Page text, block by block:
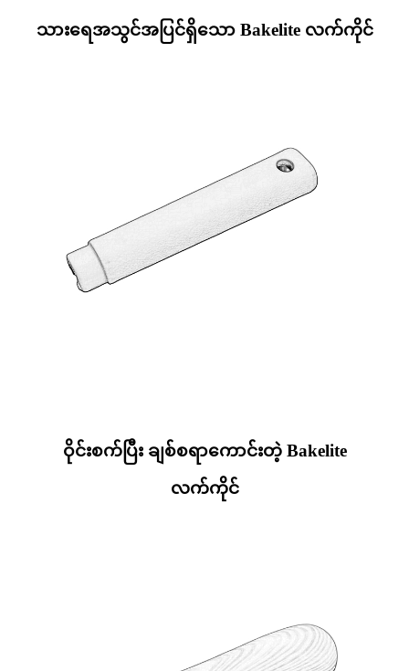
သားရေအသွင်အပြင်ရှိသော Bakelite လက်ကိုင်
ဝိုင်းစက်ပြီး ချစ်စရာကောင်းတဲ့ Bakelite
လက်ကိုင်